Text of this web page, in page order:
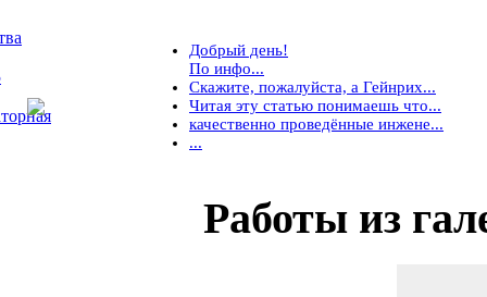
Добрый день!
По инфо...
Скажите, пожалуйста, а Гейнрих...
Читая эту статью понимаешь что...
качественно проведённые инжене...
...
Работыиз